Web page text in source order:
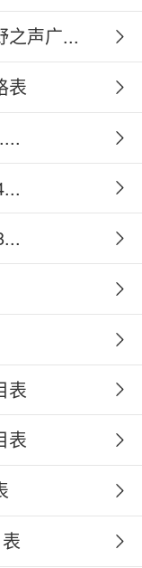
之声广...
表
表
表